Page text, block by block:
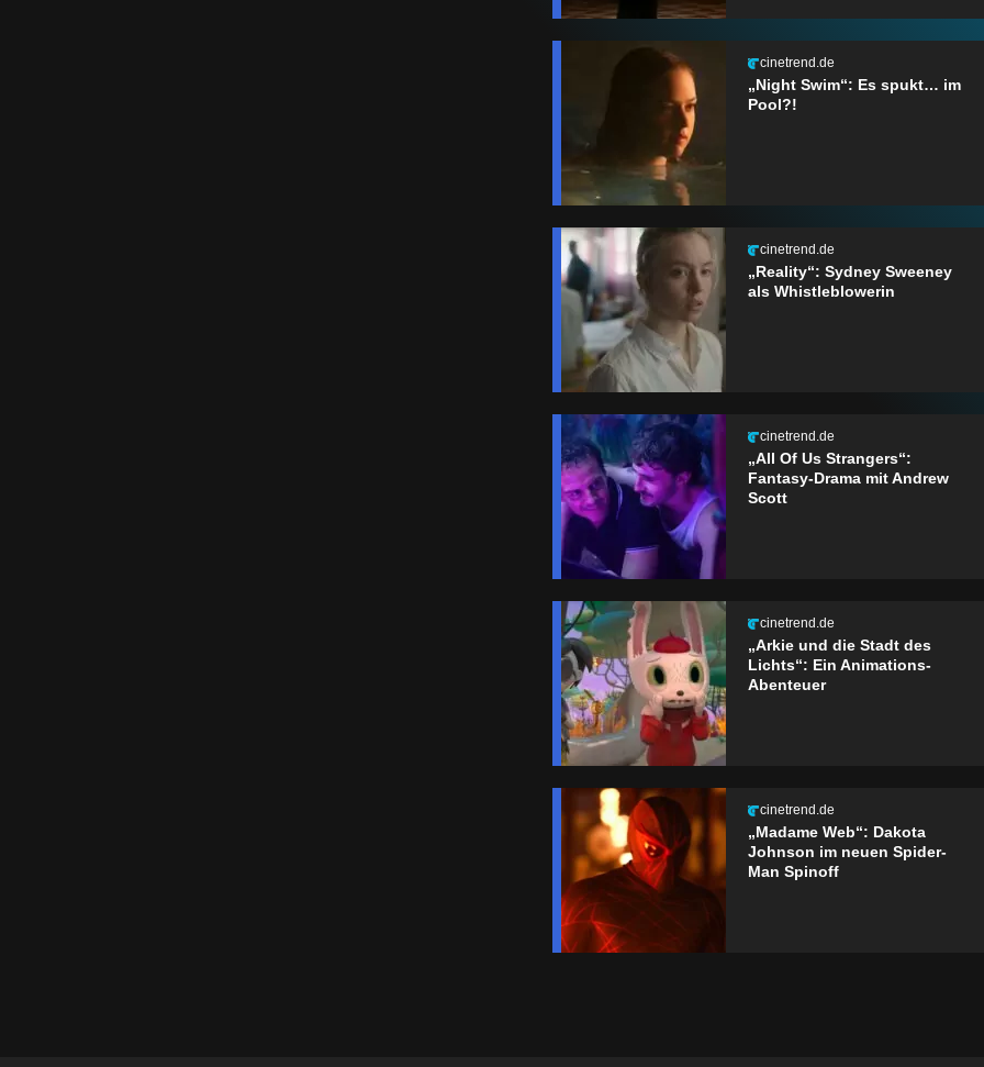
cinetrend.de
„Night Swim“: Es spukt… im
Pool?!
cinetrend.de
„Reality“: Sydney Sweeney
als Whistleblowerin
cinetrend.de
„All Of Us Strangers“:
Fantasy-Drama mit Andrew
Scott
cinetrend.de
„Arkie und die Stadt des
Lichts“: Ein Animations-
Abenteuer
cinetrend.de
„Madame Web“: Dakota
Johnson im neuen Spider-
Man Spinoff